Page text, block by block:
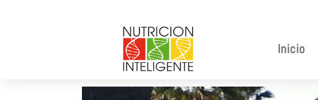
Inicio
foto_ENTREVISTA
Web Admin NI|Abr 7, 2014